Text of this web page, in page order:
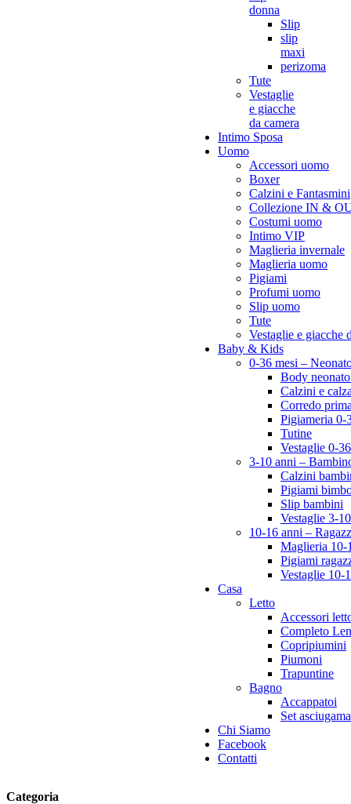
donna
Slip
slip
maxi
perizoma
Tute
Vestaglie
e giacche
da camera
Intimo Sposa
Uomo
Accessori uomo
Boxer
Calzini e Fantasmini
Collezione IN &
Costumi uomo
Intimo VIP
Maglieria invernale
Maglieria uomo
Pigiami
Profumi uomo
Slip uomo
Tute
Vestaglie e giacche
Baby & Kids
0-36 mesi –
Body
Calzini e
Corredo
Pigiameria 0-
Tutine
Vestaglie 0-
3-10 anni –
Calzini
Pigiami
Slip bambini
Vestaglie 3-
10-16 anni –
Maglieria 10-
Pigiami
Vestaglie 10-
Casa
Letto
Accessori
Completo
Copripiumini
Piumoni
Trapuntine
Bagno
Accappatoi
Set
Chi Siamo
Facebook
Contatti
Categoria